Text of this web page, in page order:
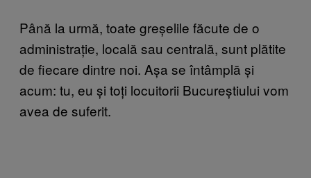
Până la urmă, toate greșelile făcute de o
administrație, locală sau centrală, sunt plătite
de fiecare dintre noi. Așa se întâmplă și
acum: tu, eu și toți locuitorii Bucureștiului vom
avea de suferit.